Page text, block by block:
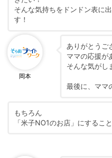
そんな気持ちをドンドン表に
す！
岡本
ありがとうご
ママの応援が
そんな気が
最後に、ママ
もちろん
「米子NO1のお店」にするこ